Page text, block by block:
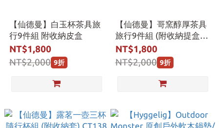
【仙德曼】白玉杯茶具旅
行9件組 附收納皮盒
NT$1,800
NT$2,000 9折
【仙德曼】哥窯醇厚茶具
旅行9件組 (附收納提盒)
CT139
NT$1,800
NT$2,000 9折